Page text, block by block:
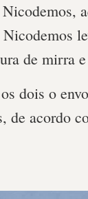
de mirra
dois o
de acordo